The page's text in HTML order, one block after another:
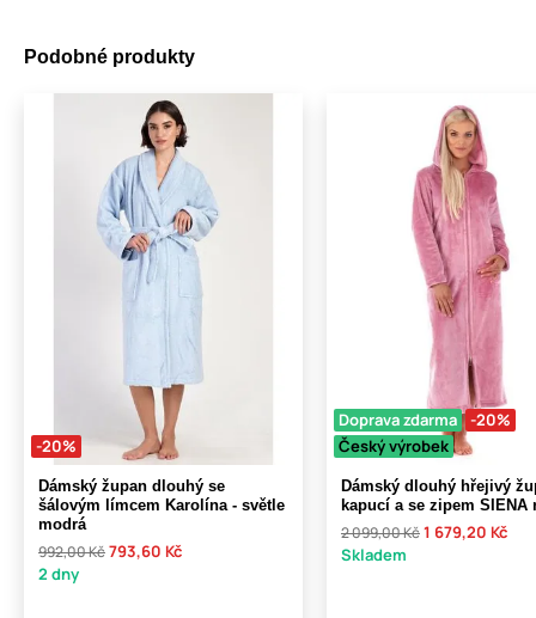
Podobné produkty
-20%
Dámský župan dlouhý se
šálovým límcem Karolína - světle
modrá
992,00 Kč793,60 Kč
2 dny
Doprava zdarma
-20%
Český výrobek
Dámský dlouhý hřejivý
kapucí a se zipem SIENA
2 099,00 Kč1 679,20 Kč
Skladem